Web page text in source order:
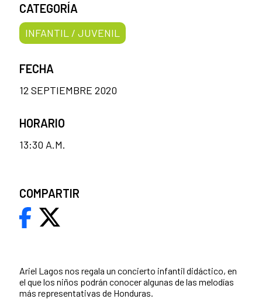
Ariel Lagos nos regala un concierto infantil didáctico, en
el que los niños podrán conocer algunas de las melodías
más representativas de Honduras.
CATEGORÍA
INFANTIL / JUVENIL
FECHA
12 SEPTIEMBRE 2020
HORARIO
13:30 A.M.
COMPARTIR